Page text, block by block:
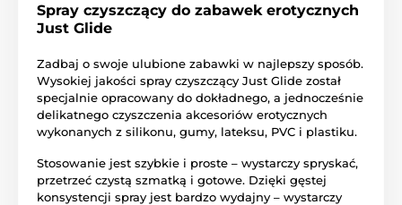
Spray czyszczący do zabawek erotycznych
Just Glide
Zadbaj o swoje ulubione zabawki w najlepszy sposób.
Wysokiej jakości spray czyszczący Just Glide został
specjalnie opracowany do dokładnego, a jednocześnie
delikatnego czyszczenia akcesoriów erotycznych
wykonanych z silikonu, gumy, lateksu, PVC i plastiku.
Stosowanie jest szybkie i proste – wystarczy spryskać,
przetrzeć czystą szmatką i gotowe. Dzięki gęstej
konsystencji spray jest bardzo wydajny – wystarczy